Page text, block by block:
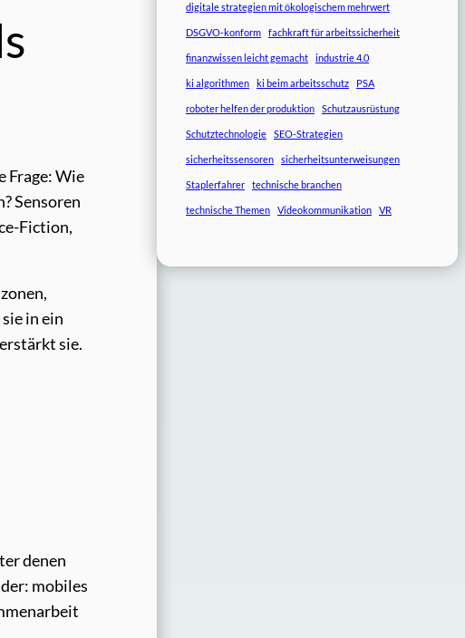
Frage: Wie
Sensoren
Fiction,
in ein
sie.
denen
mobiles
digitale strategien mit ökologischem mehrwert
DSGVO-konform fachkraft für arbeitssicherheit
finanzwissen leicht gemacht industrie 4.0
ki algorithmen ki beim arbeitsschutz PSA
roboter helfen der produktion Schutzausrüstung
Schutztechnologie SEO-Strategien
sicherheitssensoren sicherheitsunterweisungen
Staplerfahrer technische branchen
technische Themen Videokommunikation VR